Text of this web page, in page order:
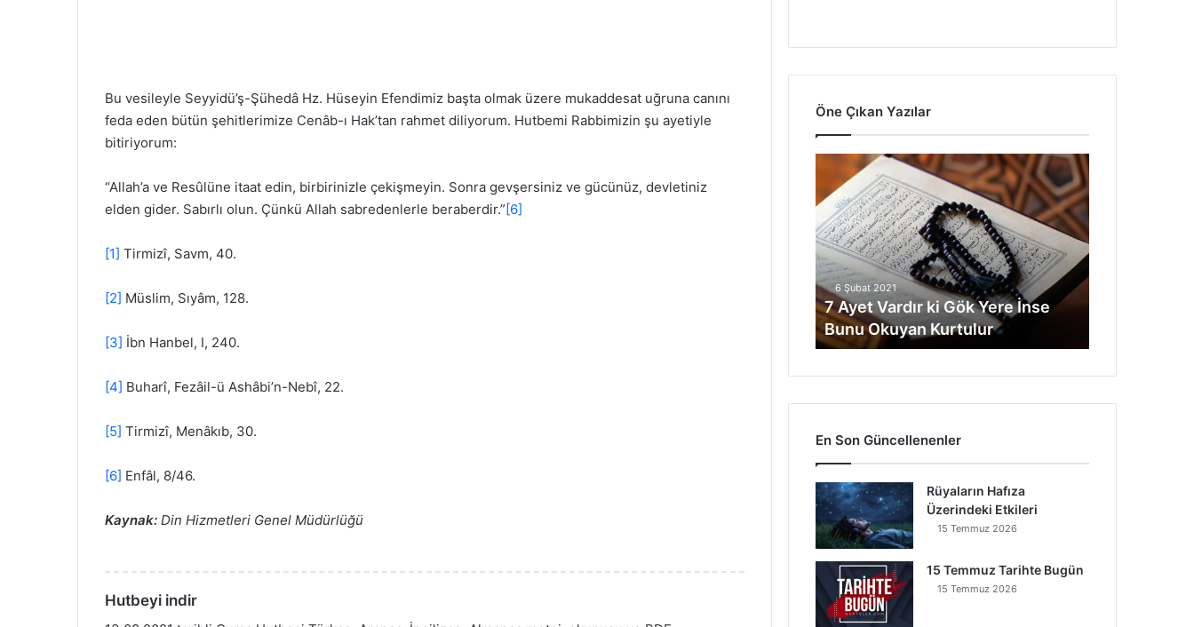
Bu vesileyle Seyyidü’ş-Şühedâ Hz. Hüseyin Efendimiz başta olmak üzere mukaddesat uğruna canını
feda eden bütün şehitlerimize Cenâb-ı Hak’tan rahmet diliyorum. Hutbemi Rabbimizin şu ayetiyle
bitiriyorum:
“Allah’a ve Resûlüne itaat edin, birbirinizle çekişmeyin. Sonra gevşersiniz ve gücünüz, devletiniz
elden gider. Sabırlı olun. Çünkü Allah sabredenlerle beraberdir.”[6]
[1] Tirmizî, Savm, 40.
[2] Müslim, Sıyâm, 128.
[3] İbn Hanbel, I, 240.
[4] Buharî, Fezâil-ü Ashâbi’n-Nebî, 22.
[5] Tirmizî, Menâkıb, 30.
[6] Enfâl, 8/46.
Kaynak: Din Hizmetleri Genel Müdürlüğü
Hutbeyi indir
Öne Çıkan Yazılar
y
t
V
d
ı
r
G
k
Y
e
r
İ
s
B
6 Şubat 2021
7 Ayet Vardır ki Gök Yere İnse
Bunu Okuyan Kurtulur
En Son Güncellenenler
Rüyaların Hafıza
Üzerindeki Etkileri
15 Temmuz 2026
15 Temmuz Tarihte Bugün
15 Temmuz 2026